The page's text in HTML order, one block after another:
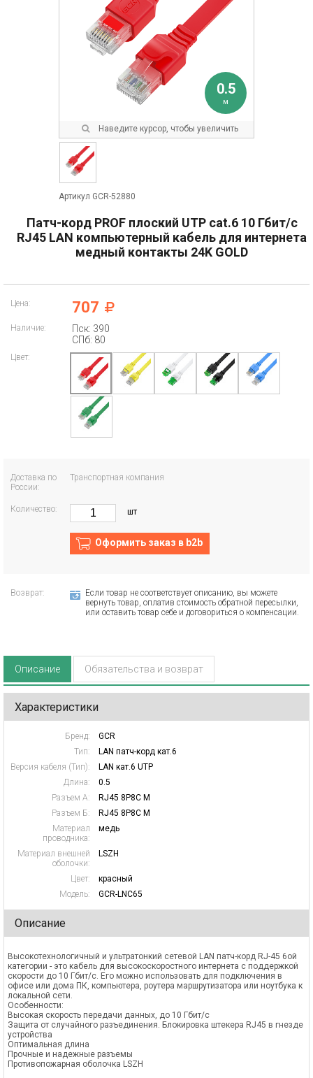
0.5
м
Наведите курсор, чтобы увеличить
Артикул GCR-52880
Патч-корд PROF плоский UTP cat.6 10 Гбит/с
RJ45 LAN компьютерный кабель для интернета
медный контакты 24K GOLD
Цена: 707
Наличие:
Пск: 390
СПб: 80
Цвет:
Доставка по
России:
Транспортная компания
Количество: шт
Оформить заказ в b2b
Возврат:
Если товар не соответствует описанию, вы можете
вернуть товар, оплатив стоимость обратной пересылки,
или оставить товар себе и договориться о компенсации.
Описание Обязательства и возврат
Характеристики
Бренд:
GCR
Тип:
LAN патч-корд кат.6
Версия кабеля (Тип):
LAN кат.6 UTP
Длина:
0.5
Разъем А:
RJ45 8P8C M
Разъем Б:
RJ45 8P8C M
Материал
проводника:
медь
Материал внешней
оболочки:
LSZH
Цвет:
красный
Модель:
GCR-LNC65
Описание
Высокотехнологичный и ультратонкий сетевой LAN патч-корд RJ-45 6ой
категории - это кабель для высокоскоростного интернета с поддержкой
скорости до 10 Гбит/с. Его можно использовать для подключения в
офисе или дома ПК, компьютера, роутера маршрутизатора или ноутбука к
локальной сети.
Особенности:
Высокая скорость передачи данных, до 10 Гбит/с
Защита от случайного разъединения. Блокировка штекера RJ45 в гнезде
устройства
Оптимальная длина
Прочные и надежные разъемы
Противопожарная оболочка LSZH